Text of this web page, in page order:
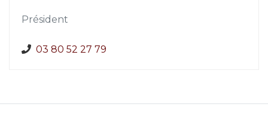
Président
03 80 52 27 79